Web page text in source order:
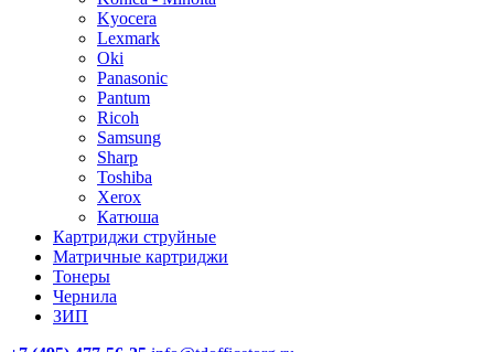
Kyocera
Lexmark
Oki
Panasonic
Pantum
Ricoh
Samsung
Sharp
Toshiba
Xerox
Катюша
Картриджи струйные
Матричные картриджи
Тонеры
Чернила
ЗИП